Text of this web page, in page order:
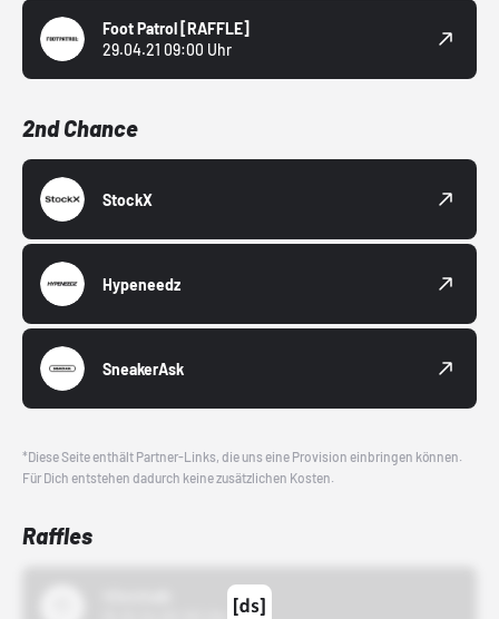
Foot Patrol [RAFFLE]
29.04.21 09:00 Uhr
2nd Chance
StockX
Hypeneedz
SneakerAsk
*Diese Seite enthält Partner-Links, die uns eine Provision einbringen können.
Für Dich entstehen dadurch keine zusätzlichen Kosten.
Raffles